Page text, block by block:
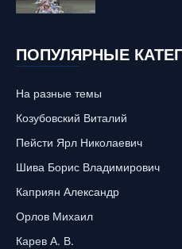
ПОПУЛЯРНЫЕ
На разные темы
Козубовский Виталий
Пейсти Ярл Николаевич
Шива Борис Владимирович
Каприян Александр
Орлов Михаил
Карев А. В.